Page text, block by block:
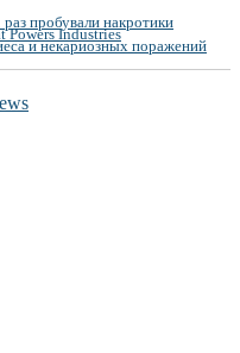
раз пробували накротики
Powers Industries
и некариозных поражений